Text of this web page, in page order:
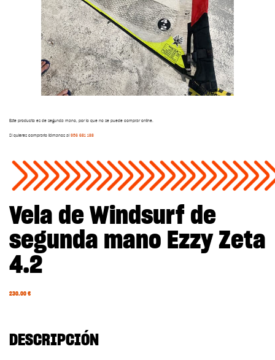
Este producto es de segunda mano, por lo que no se puede comprar online.
Si quieres comprarlo llámanos al 956 681 188
Vela de Windsurf de
segunda mano Ezzy Zeta
4.2
230.00 €
DESCRIPCIÓN